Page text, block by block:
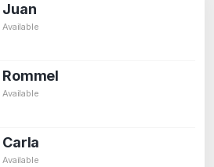
Juan
Available
Rommel
Available
Carla
Available